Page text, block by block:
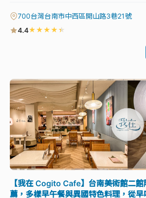
700台灣台南市中西區開山路3巷21號
4.4★★★★★
【我在 Cogito Cafe】台南美術館二
薦，多樣早午餐與異國特色料理，從早